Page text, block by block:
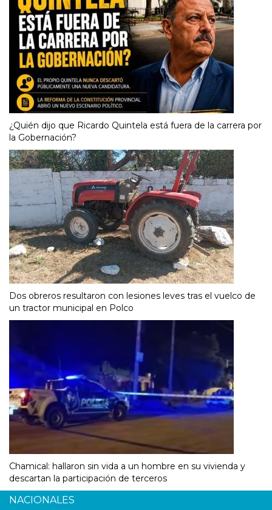
¿Quién dijo que Ricardo Quintela está fuera de la carrera por
la Gobernación?
Dos obreros resultaron con lesiones leves tras el vuelco de
un tractor municipal en Polco
Chamical: hallaron sin vida a un hombre en su vivienda y
descartan la participación de terceros
NACIONALES